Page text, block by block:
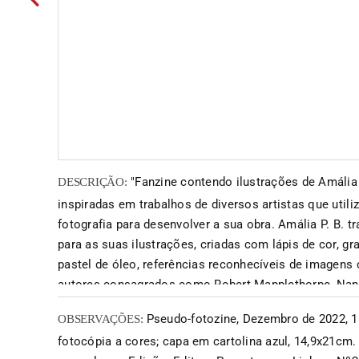
DESCRIÇÃO: "Fanzine contendo ilustrações de Amália
inspiradas em trabalhos de diversos artistas que
fotografia para desenvolver a sua obra. Amália P. B.
para as suas ilustrações, criadas com lápis de cor,
pastel de óleo, referências reconhecíveis de imagens
autores consagrados como Robert Mapplethorpe, Nan
Daniel Blaufucks, fornecendo-lhes um novo
proporcionando um diálogo inusitado entre as
OBSERVAÇÕES: Pseudo-fotozine, Dezembro de 2022,
fotocópia a cores; capa em cartolina azul, 14,9x21cm.